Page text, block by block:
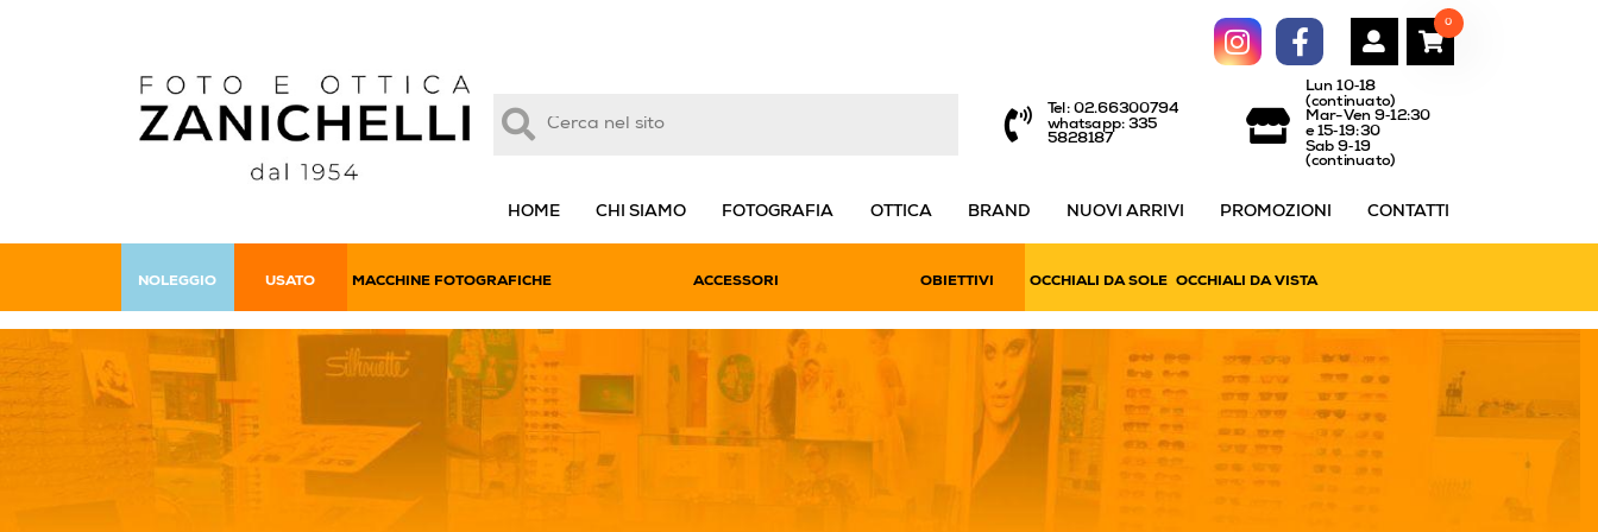
Tel: 02.66300794
whatsapp: 335
5828187
Lun 10‑18
(continuato)
Mar-Ven 9‑12:30
e 15‑19:30
Sab 9‑19
(continuato)
HOME CHI SIAMO FOTOGRAFIA OTTICA BRAND NUOVI ARRIVI PROMOZIONI CONTATTI
0
NOLEGGIO USATO MACCHINE FOTOGRAFICHE ACCESSORI OBIETTIVI OCCHIALI DA SOLE OCCHIALI DA VISTA